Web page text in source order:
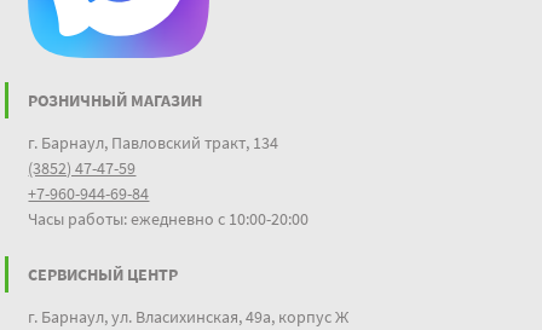
РОЗНИЧНЫЙ МАГАЗИН
г. Барнаул, Павловский тракт, 134
(3852) 47-47-59
+7-960-944-69-84
Часы работы: ежедневно с 10:00-20:00
СЕРВИСНЫЙ ЦЕНТР
г. Барнаул, ул. Власихинская, 49а, корпус Ж